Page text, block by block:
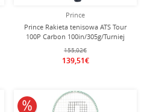
Prince
Prince Rakieta tenisowa ATS Tour
100P Carbon 100in/305g/Turniej
155,02€
139,51€
10% obniżone